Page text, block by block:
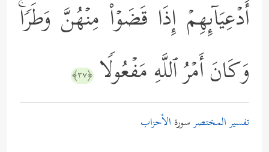
أَدۡعِیَاۤىِٕهِمۡ إِذَا قَضَوۡاْ مِنۡهُنَّ وَطَرࣰاۚ
وَكَانَ أَمۡرُ ٱللَّهِ مَفۡعُولࣰا ﴿٣٧﴾
تفسير المختصرسورة الأحزاب